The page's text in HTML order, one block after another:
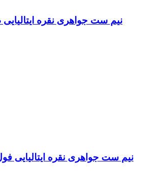
نیم ست جواهری نقره
نیم ست جواهری نقره ایتالیایی